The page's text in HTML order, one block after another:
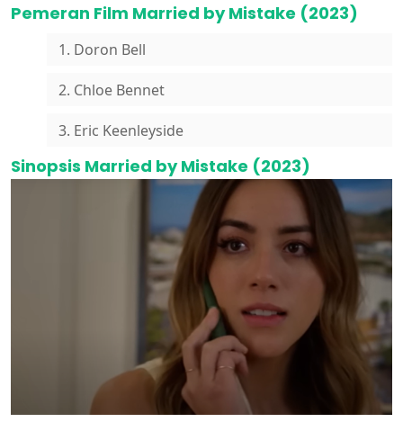
Pemeran Film Married by Mistake (2023)
1. Doron Bell
2. Chloe Bennet
3. Eric Keenleyside
Sinopsis Married by Mistake (2023)